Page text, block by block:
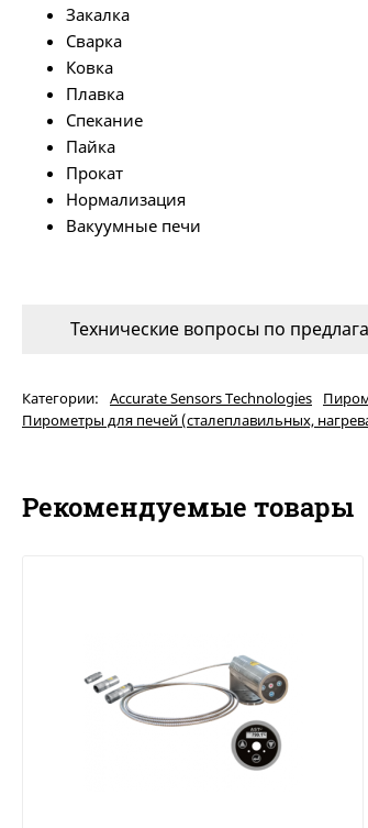
Закалка
Сварка
Ковка
Плавка
Спекание
Пайка
Прокат
Нормализация
Вакуумные печи
Технические вопросы по
Категории: Accurate Sensors Technologies
Пирометры для печей (сталеплавильных,
Рекомендуемые товары